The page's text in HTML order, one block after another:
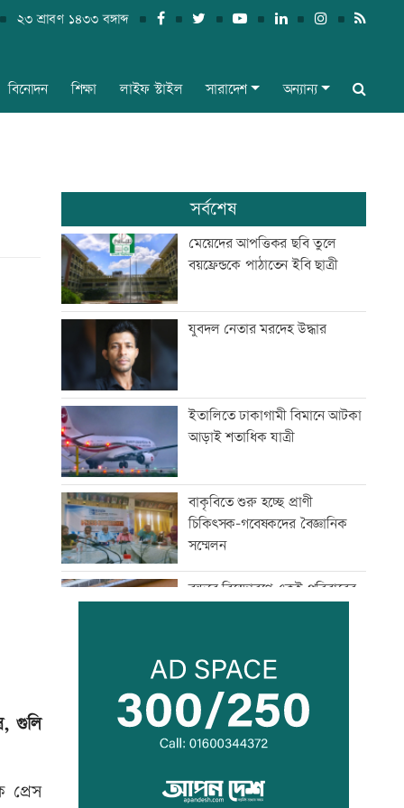
২৩ শ্রাবণ ১৪৩৩ বঙ্গাব্দ
বিনোদন শিক্ষা লাইফ স্টাইল সারাদেশ অন্যান্য
গুলি
প্রেস
সর্বশেষ
মেয়েদের আপত্তিকর ছবি তুলে
বয়ফ্রেন্ডকে পাঠাতেন ইবি ছাত্রী
যুবদল নেতার মরদেহ উদ্ধার
ইতালিতে ঢাকাগামী বিমানে আটকা
আড়াই শতাধিক যাত্রী
বাকৃবিতে শুরু হচ্ছে প্রাণী
চিকিৎসক-গবেষকদের বৈজ্ঞানিক
সম্মেলন
বন্দরে বিস্ফোরণে একই পরিবারের
পাঁচ আর্থিক প্রতিষ্ঠান বন্ধের
অনুমোদন, রোববার প্রশাসক
নিয়োগ
স্বাভাবিক